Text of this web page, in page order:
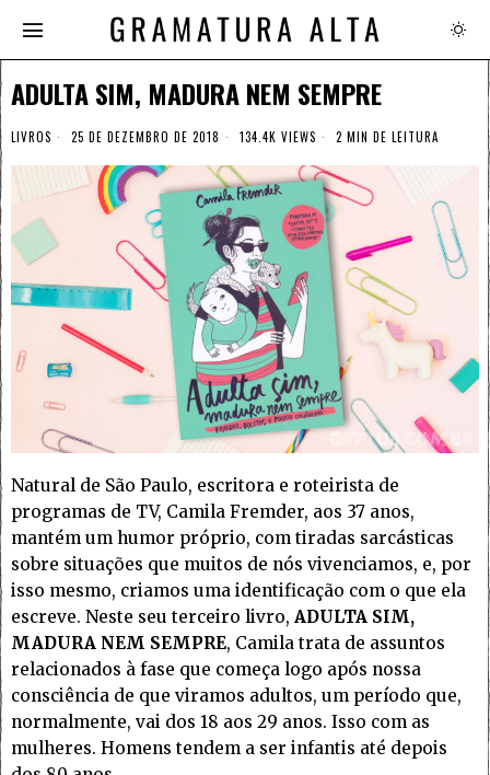
ADULTA SIM, MADURA NEM SEMPRE
LIVROS 25 DE DEZEMBRO DE 2018 134.4K VIEWS 2 MIN DE LEITURA
Natural de São Paulo, escritora e roteirista de
programas de TV, Camila Fremder, aos 37 anos,
mantém um humor próprio, com tiradas sarcásticas
sobre situações que muitos de nós vivenciamos, e, por
isso mesmo, criamos uma identificação com o que ela
escreve. Neste seu terceiro livro, ADULTA SIM,
MADURA NEM SEMPRE, Camila trata de assuntos
relacionados à fase que começa logo após nossa
consciência de que viramos adultos, um período que,
normalmente, vai dos 18 aos 29 anos. Isso com as
mulheres. Homens tendem a ser infantis até depois